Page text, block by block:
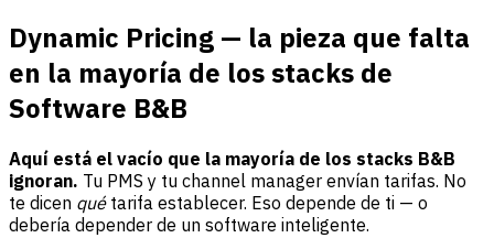
Dynamic Pricing — la pieza que falta
en la mayoría de los stacks de
Software B&B
Aquí está el vacío que la mayoría de los stacks B&B
ignoran. Tu PMS y tu channel manager envían tarifas. No
te dicen quétarifa establecer. Eso depende de ti — o
debería depender de un software inteligente.